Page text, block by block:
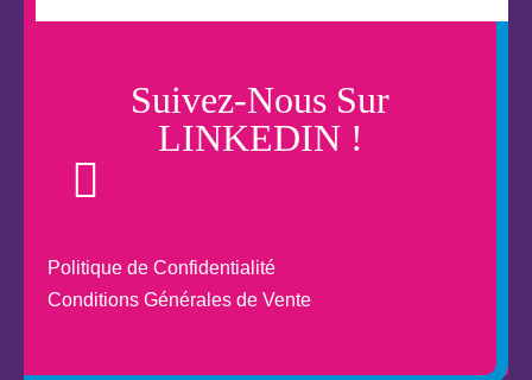
Suivez-Nous Sur
LINKEDIN !
Politique de Confidentialité
Conditions Générales de Vente